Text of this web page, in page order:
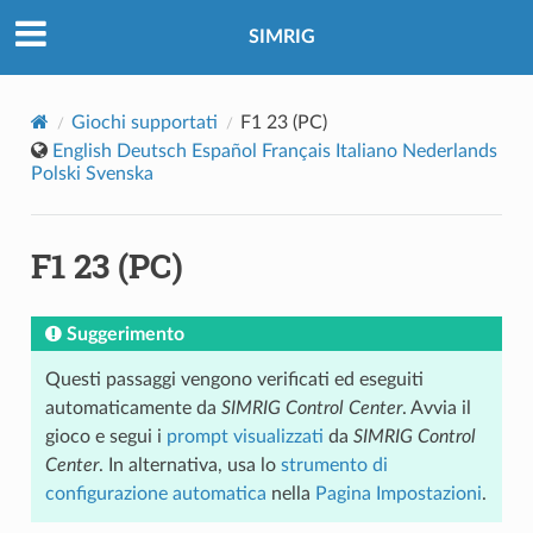
SIMRIG
Giochi supportati
F1 23 (PC)
English Deutsch Español Français Italiano Nederlands
Polski Svenska
F1 23 (PC)
Suggerimento
Questi passaggi vengono verificati ed eseguiti
automaticamente da SIMRIG Control Center. Avvia il
gioco e segui i prompt visualizzati da SIMRIG Control
Center. In alternativa, usa lo strumento di
configurazione automatica nella Pagina Impostazioni.